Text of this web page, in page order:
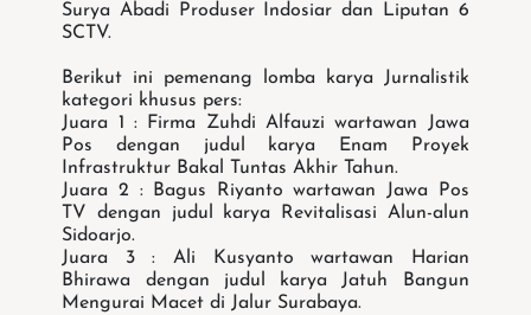
Surya Abadi Produser Indosiar dan Liputan 6
SCTV.
Berikut ini pemenang lomba karya Jurnalistik
kategori khusus pers:
Juara 1 : Firma Zuhdi Alfauzi wartawan Jawa
Pos dengan judul karya Enam Proyek
Infrastruktur Bakal Tuntas Akhir Tahun.
Juara 2 : Bagus Riyanto wartawan Jawa Pos
TV dengan judul karya Revitalisasi Alun-alun
Sidoarjo.
Juara 3 : Ali Kusyanto wartawan Harian
Bhirawa dengan judul karya Jatuh Bangun
Mengurai Macet di Jalur Surabaya.